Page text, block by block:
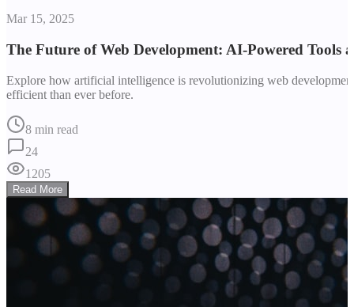
Mar 15, 2025
The Future of Web Development: AI-Powered Tools
Explore how artificial intelligence is revolutionizing web
efficient than ever before.
8 min read
24
1205
Read More